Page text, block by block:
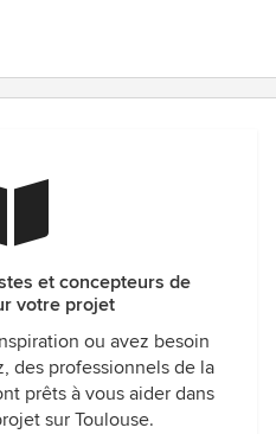
et concepteurs de
votre projet
ou avez besoin
des professionnels de la
prêts à vous aider dans
sur Toulouse.